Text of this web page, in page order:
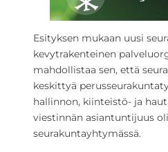
Esityksen mukaan uusi
kevytrakenteinen
mahdollistaa sen, että
keskittyä
hallinnon, kiinteistö- ja
viestinnän asiantuntijuus
seurakuntayhtymässä.